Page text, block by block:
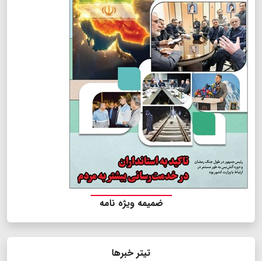
ضمیمه ویژه نامه
تیتر خبرها